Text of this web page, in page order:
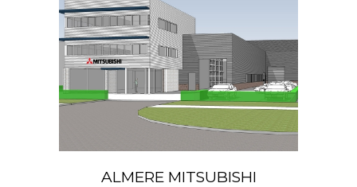
ALMERE MITSUBISHI